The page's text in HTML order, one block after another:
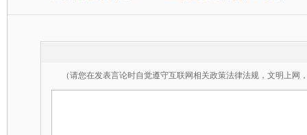
（请您在发表言论时自觉遵守互联网相关政策法律法规，文明上网